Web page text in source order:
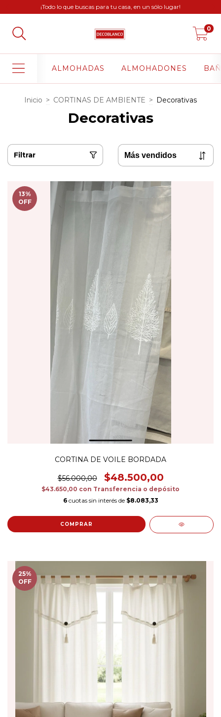
¡Todo lo que buscas para tu casa, en un sólo lugar!
0
ALMOHADAS ALMOHADONES
Inicio > CORTINAS DE AMBIENTE > Decorativas
Decorativas
Filtrar
13%
OFF
CORTINA DE VOILE BORDADA
$56.000,00 $48.500,00
$43.650,00 con Transferencia o depósito
6 cuotas sin interés de $8.083,33
COMPRAR
25%
OFF